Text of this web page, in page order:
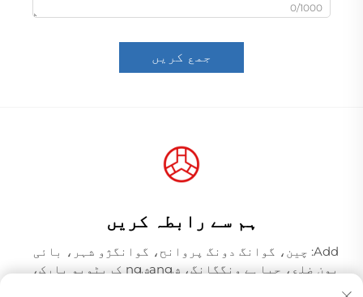
0/1000
جمع کریں
ہم سے رابطہ کریں
Add: چین، گوانگ دونگ پروانح، گوانگژو شہر، بائی
یون ضلع، جیاہے ونگگانگ، شangشng کریٹویو پارک،